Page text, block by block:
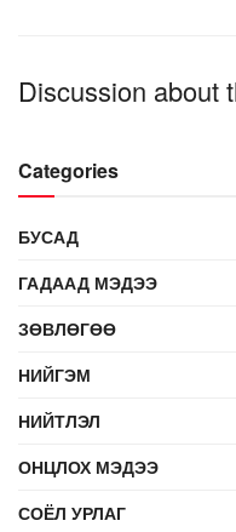
Discussion about
Categories
БУСАД
ГАДААД МЭДЭЭ
ЗӨВЛӨГӨӨ
НИЙГЭМ
НИЙТЛЭЛ
ОНЦЛОХ МЭДЭЭ
СОЁЛ УРЛАГ